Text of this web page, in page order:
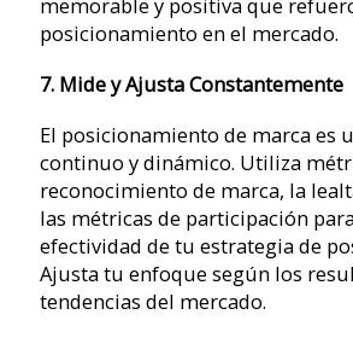
posicionamiento en el mercado.
7. Mide y Ajusta Constantemente
El posicionamiento de marca es
continuo y dinámico. Utiliza
reconocimiento de marca, la
las métricas de participación
efectividad de tu estrategia de
Ajusta tu enfoque según los
tendencias del mercado.